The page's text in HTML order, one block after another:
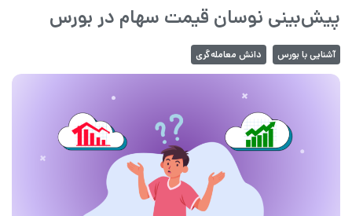
پیش‌بینی نوسان قیمت سهام در بورس
آشنایی با بورس دانش معامله‌گری